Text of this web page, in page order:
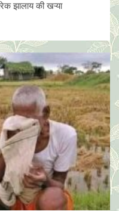
झालाय की खऱ्या